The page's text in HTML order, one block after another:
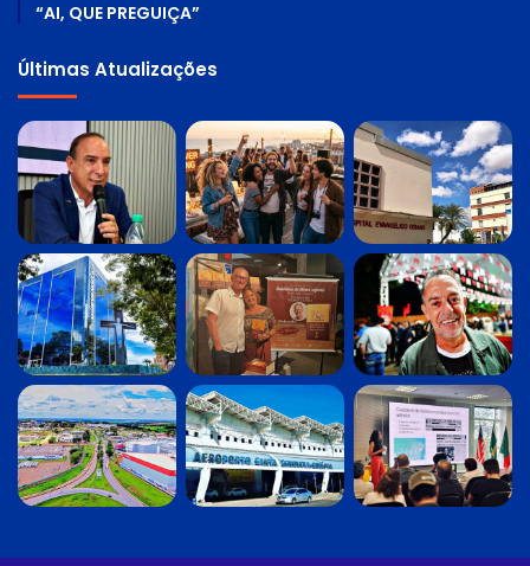
“AI, QUE PREGUIÇA”
Últimas Atualizações